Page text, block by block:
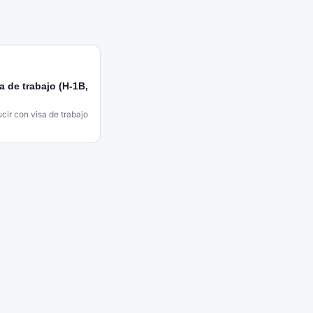
de trabajo (H-1B,
con visa de trabajo